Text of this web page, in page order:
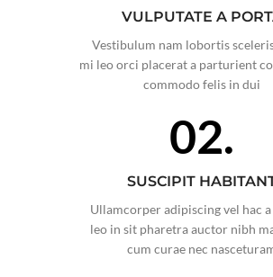
VULPUTATE A
Vestibulum nam lobortis
mi leo orci placerat a parturient
commodo felis in dui
02.
SUSCIPIT
Ullamcorper adipiscing vel hac a
leo in sit pharetra auctor nibh
cum curae nec